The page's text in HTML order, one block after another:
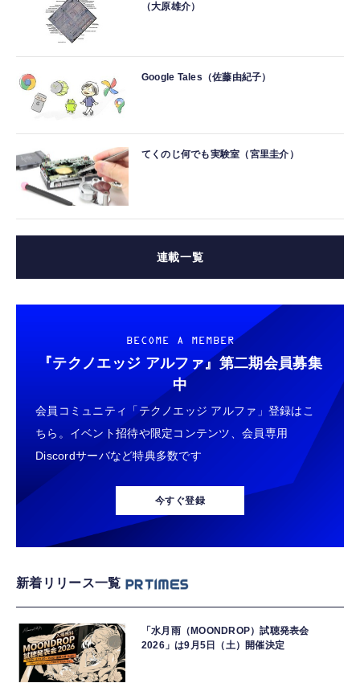
（大原雄介）
Google Tales（佐藤由紀子）
てくのじ何でも実験室（宮里圭介）
連載一覧
BECOME A MEMBER
『テクノエッジ アルファ』 第二期会員募集
中
会員コミュニティ「テクノエッジ アルファ」登録はこ
ちら。イベント招待や限定コンテンツ、会員専用
Discordサーバなど特典多数です
今すぐ登録
新着リリース一覧
「水月雨（MOONDROP）試聴発表会
2026」は9月5日（土）開催決定